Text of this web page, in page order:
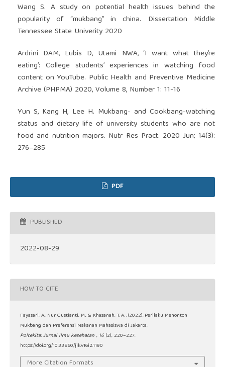
Wang S. A study on potential health issues behind the
popularity of “mukbang” in china. Dissertation Middle
Tennessee State Univerity 2020
Ardrini DAM, Lubis D, Utami NWA, ‘I want what they’re
eating’: College students’ experiences in watching food
content on YouTube. Public Health and Preventive Medicine
Archive (PHPMA) 2020, Volume 8, Number 1: 11-16
Yun S, Kang H, Lee H. Mukbang- and Cookbang-watching
status and dietary life of university students who are not
food and nutrition majors. Nutr Res Pract. 2020 Jun; 14(3):
276–285
PDF
PUBLISHED
2022-08-29
HOW TO CITE
Fayasari, A., Nur Gustianti, M., & Khasanah, T. A. . (2022). Perilaku Menonton
Mukbang dan Preferensi Makanan Mahasiswa di Jakarta.
Poltekita: Jurnal Ilmu Kesehatan , 16 (2), 220–227.
https://doi.org/10.33860/jik.v16i2.1190
More Citation Formats